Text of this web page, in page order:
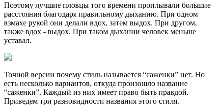
Поэтому лучшие пловцы того времени проплывали большие
расстояния благодаря правильному дыханию. При одном
взмахе рукой они делали вдох, затем выдох. При другом,
также вдох - выдох. При таком дыхании человек меньше
уставал.
Точной версии почему стиль называется “саженки” нет. Но
есть несколько вариантов, откуда произошло название
“саженки”. Каждый из них имеет право быть правдой.
Приведем три разновидности названия этого стиля.